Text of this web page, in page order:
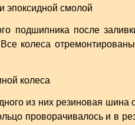
подшипника после
колеса
из них резиновая шина
проворачивалось и в